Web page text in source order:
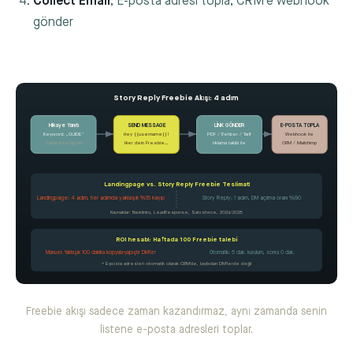
gönder
Story Reply Freebie Akışı: 4 adım
Hikaye Yanıtı
Keyword: „GUIDE“
Sadece Instagram
SEND MESSAGE
Hey {{username}}!
Hier dein Freebie…
LİNK GÖNDER
PDF / Rehber / Tarif
tıklama takibi ile
E-POSTA TOPLA
Webhook ile
CRM / Mailchimp
Landingpage vs. Story Reply Freebie Teslimatı
Landingpage: 4 adım, her adımda yaklaşık %15 kayıp Story Reply: 1 adım, DM açılma oranı %90
Kaynaklar: Backlinko, LeadResponse, Salesforce, 2024/2025
ROI hesabı: Haftada 100 Freebie talebi
Manuel: Yaklaşık 100 dakika kopyala-yapıştır DM'ler Otomatik: 5 dak. kurulum, sonra 0 dak.
+ E-posta adresleri otomatik olarak CRM'de, kaybolan DM'lerde değil
Freebie akışı sadece zaman kazandırmaz, aynı zamanda senin
listene e-posta adresleri toplar.